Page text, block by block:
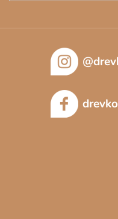
drevko